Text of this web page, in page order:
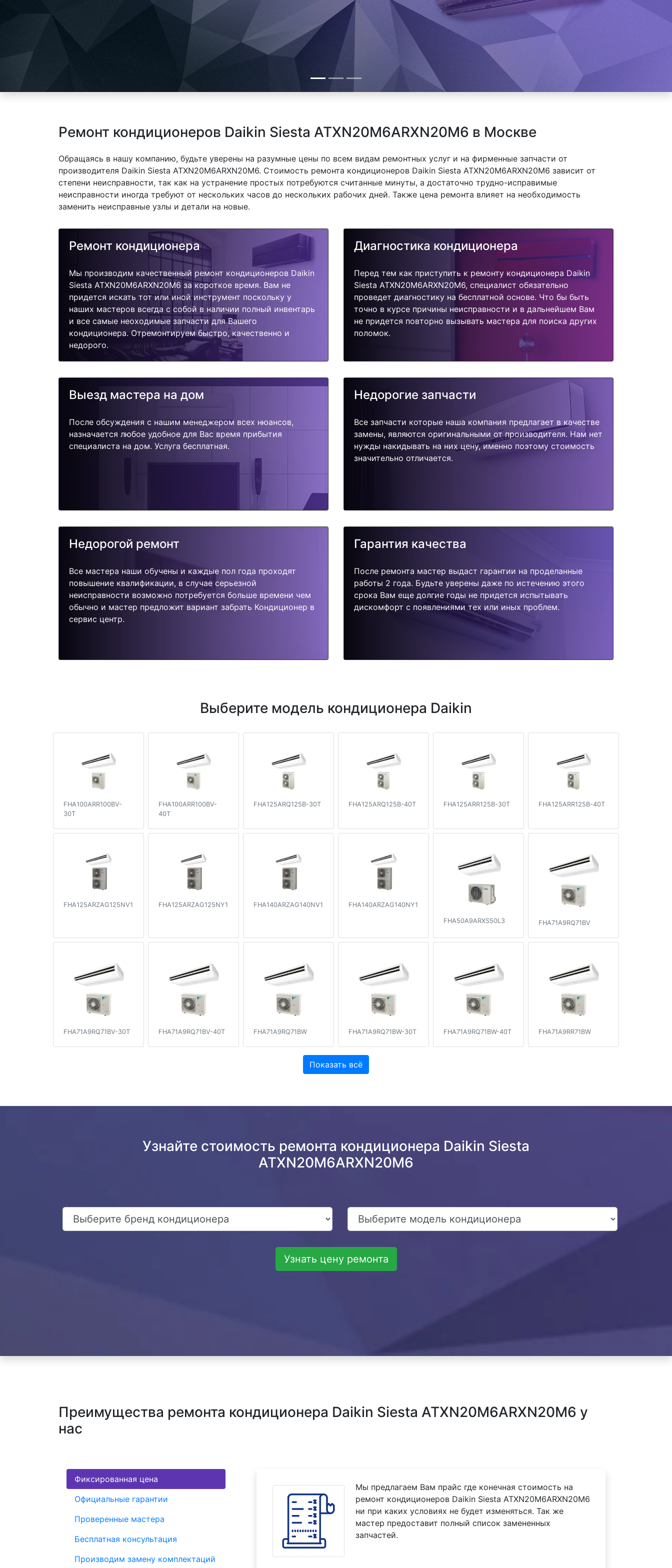
Ремонт кондиционеров Daikin Siesta ATXN20M6ARXN20M6 в Москве
Обращаясь в нашу компанию, будьте уверены на разумные цены по всем видам ремонтных услуг и на фирменные запчасти от
производителя Daikin Siesta ATXN20M6ARXN20M6. Стоимость ремонта кондиционеров Daikin Siesta ATXN20M6ARXN20M6 зависит от
степени неисправности, так как на устранение простых потребуются считанные минуты, а достаточно трудно-исправимые
неисправности иногда требуют от нескольких часов до нескольких рабочих дней. Также цена ремонта влияет на необходимость
заменить неисправные узлы и детали на новые.
Ремонт кондиционера
Мы производим качественный ремонт кондиционеров Daikin
Siesta ATXN20M6ARXN20M6 за короткое время. Вам не
придется искать тот или иной инструмент поскольку у
наших мастеров всегда с собой в наличии полный инвентарь
и все самые неоходимые запчасти для Вашего
кондиционера. Отремонтируем быстро, качественно и
недорого.
Диагностика кондиционера
Перед тем как приступить к ремонту кондиционера Daikin
Siesta ATXN20M6ARXN20M6, специалист обязательно
проведет диагностику на бесплатной основе. Что бы быть
точно в курсе причины неисправности и в дальнейшем Вам
не придется повторно вызывать мастера для поиска других
поломок.
Выезд мастера на дом
После обсуждения с нашим менеджером всех нюансов,
назначается любое удобное для Вас время прибытия
специалиста на дом. Услуга бесплатная.
Недорогие запчасти
Все запчасти которые наша компания предлагает в качестве
замены, являются оригинальными от производителя. Нам нет
нужды накидывать на них цену, именно поэтому стоимость
значительно отличается.
Недорогой ремонт
Все мастера наши обучены и каждые пол года проходят
повышение квалификации, в случае серьезной
неисправности возможно потребуется больше времени чем
обычно и мастер предложит вариант забрать Кондиционер в
сервис центр.
Гарантия качества
После ремонта мастер выдаст гарантии на проделанные
работы 2 года. Будьте уверены даже по истечению этого
срока Вам еще долгие годы не придется испытывать
дискомфорт с появлениями тех или иных проблем.
Выберите модель кондиционера Daikin
FHA100ARR100BV-
30T
FHA100ARR100BV-
40T
FHA125ARQ125B-30T FHA125ARQ125B-40T FHA125ARR125B-30T FHA125ARR125B-40T
FHA125ARZAG125NV1 FHA125ARZAG125NY1 FHA140ARZAG140NV1 FHA140ARZAG140NY1
FHA50A9ARXS50L3 FHA71A9RQ71BV
FHA71A9RQ71BV-30T FHA71A9RQ71BV-40T FHA71A9RQ71BW FHA71A9RQ71BW-30T FHA71A9RQ71BW-40T FHA71A9RR71BW
Показать всё
Узнайте стоимость ремонта кондиционера Daikin Siesta
ATXN20M6ARXN20M6
Узнать цену ремонта
Преимущества ремонта кондиционера Daikin Siesta ATXN20M6ARXN20M6 у
нас
Фиксированная цена
Официальные гарантии
Проверенные мастера
Бесплатная консультация
Производим замену комплектаций
Мы предлагаем Вам прайс где конечная стоимость на
ремонт кондиционеров Daikin Siesta ATXN20M6ARXN20M6
ни при каких условиях не будет изменяться. Так же
мастер предоставит полный список замененных
запчастей.